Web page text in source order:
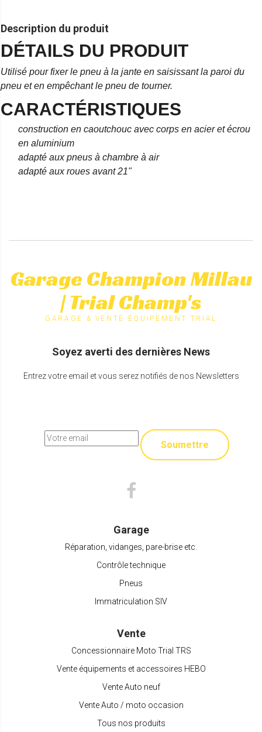
Description du produit
DÉTAILS DU PRODUIT
Utilisé pour fixer le pneu à la jante en saisissant la paroi du
pneu et en empêchant le pneu de tourner.
CARACTÉRISTIQUES
construction en caoutchouc avec corps en acier et écrou
en aluminium
adapté aux pneus à chambre à air
adapté aux roues avant 21"
Garage Champion Millau
| Trial Champ's
GARAGE & VENTE ÉQUIPEMENT TRIAL
Soyez averti des dernières News
Entrez votre email et vous serez notifiés de nos Newsletters
Soumettre
Garage
Réparation, vidanges, pare-brise etc.
Contrôle technique
Pneus
Immatriculation SIV
Vente
Concessionnaire Moto Trial TRS
Vente équipements et accessoires HEBO
Vente Auto neuf
Vente Auto / moto occasion
Tous nos produits